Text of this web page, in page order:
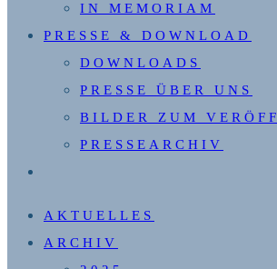
IN MEMORIAM
PRESSE & DOWNLOAD
DOWNLOADS
PRESSE ÜBER UNS
BILDER ZUM
PRESSEARCHIV
UMSCHALTEN
AKTUELLES
ARCHIV